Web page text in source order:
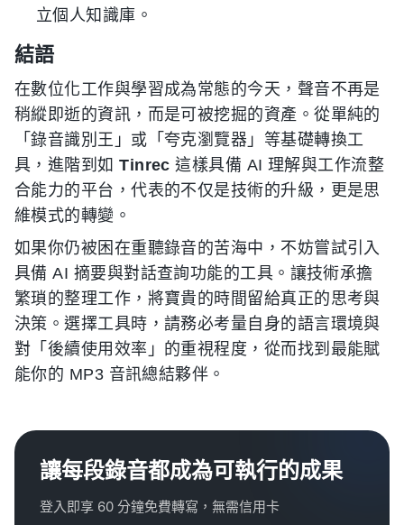
立個人知識庫。
結語
在數位化工作與學習成為常態的今天，聲音不再是
稍縱即逝的資訊，而是可被挖掘的資產。從單純的
「錄音識別王」或「夸克瀏覽器」等基礎轉換工
具，進階到如Tinrec 這樣具備 AI 理解與工作流整
合能力的平台，代表的不仅是技術的升級，更是思
維模式的轉變。
如果你仍被困在重聽錄音的苦海中，不妨嘗試引入
具備 AI 摘要與對話查詢功能的工具。讓技術承擔
繁瑣的整理工作，將寶貴的時間留給真正的思考與
決策。選擇工具時，請務必考量自身的語言環境與
對「後續使用效率」的重視程度，從而找到最能賦
能你的 MP3 音訊總結夥伴。
讓每段錄音都成為可執行的成果
登入即享 60 分鐘免費轉寫，無需信用卡